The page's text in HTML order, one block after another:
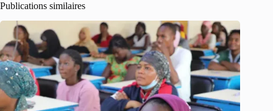
Publications similaires